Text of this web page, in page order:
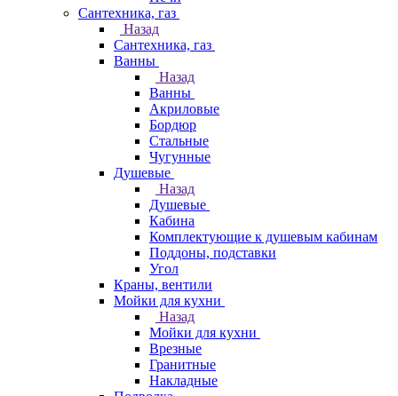
Сантехника, газ
Назад
Сантехника, газ
Ванны
Назад
Ванны
Акриловые
Бордюр
Стальные
Чугунные
Душевые
Назад
Душевые
Кабина
Комплектующие к душевым кабинам
Поддоны, подставки
Угол
Краны, вентили
Мойки для кухни
Назад
Мойки для кухни
Врезные
Гранитные
Накладные